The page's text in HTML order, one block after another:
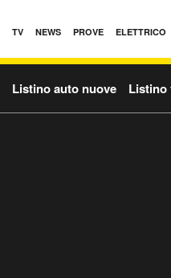
TV NEWS PROVE ELETTRICO
Listino auto nuove Listino